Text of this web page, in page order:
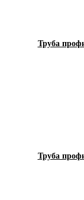
Труба
Труба